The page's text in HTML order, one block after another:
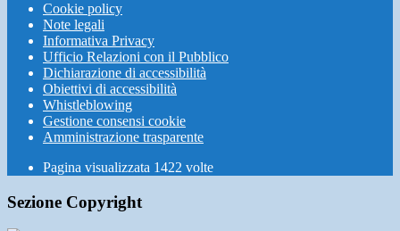
Cookie policy
Note legali
Informativa Privacy
Ufficio Relazioni con il Pubblico
Dichiarazione di accessibilità
Obiettivi di accessibilità
Whistleblowing
Gestione consensi cookie
Amministrazione trasparente
Pagina visualizzata 1422 volte
Sezione Copyright